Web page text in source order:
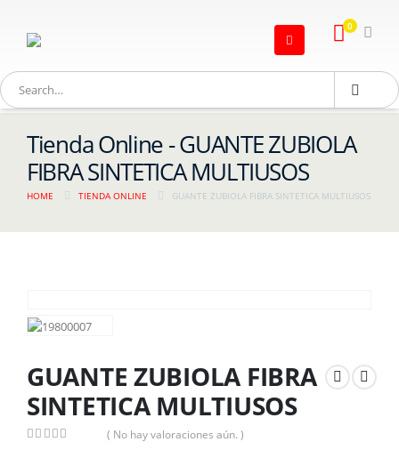
0
Tienda Online - GUANTE ZUBIOLA
FIBRA SINTETICA MULTIUSOS
HOME TIENDA ONLINE GUANTE ZUBIOLA FIBRA SINTETICA MULTIUSOS
GUANTE ZUBIOLA FIBRA
SINTETICA MULTIUSOS
( No hay valoraciones aún. )